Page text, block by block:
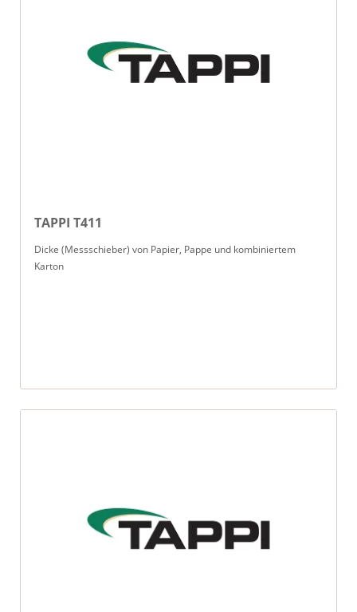
TAPPI T411
Dicke (Messschieber) von Papier, Pappe und kombiniertem
Karton